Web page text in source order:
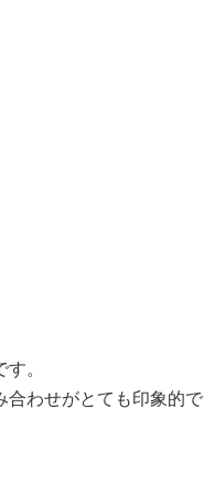
。
合わせがとても印象的で